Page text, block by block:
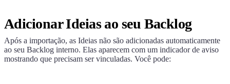
Adicionar Ideias ao seu Backlog
Após a importação, as Ideias não são adicionadas automaticamente
ao seu Backlog interno. Elas aparecem com um indicador de aviso
mostrando que precisam ser vinculadas. Você pode: